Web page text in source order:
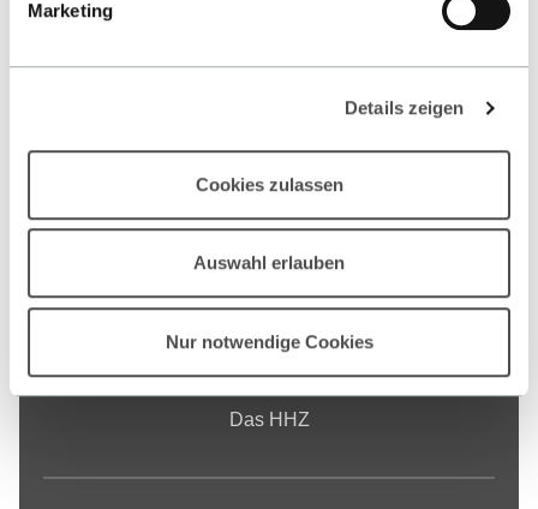
Marketing
Details zeigen
Cookies zulassen
Auswahl erlauben
Nur notwendige Cookies
Fakultät
Studium
Forschung
Standort
Das HHZ